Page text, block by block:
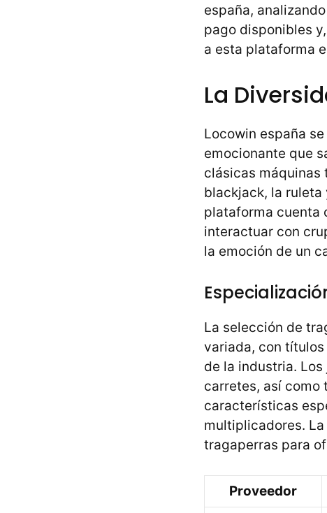
españa,
pago disponibles
a esta plataforma
La
Locowin españa
emocionante que
clásicas máquinas
blackjack, la ruleta
plataforma cuenta
interactuar con
la emoción de un
La selección de
variada, con
de la industria.
carretes, así como
características
multiplicadores.
tragaperras para
Proveedor